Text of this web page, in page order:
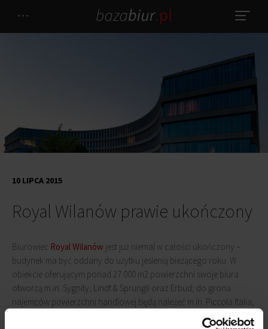
Royal Wilanów prawie ukończony
10 LIPCA 2015
Biurowiec Royal Wilanów jest już niemal w całości ukończony –
budynek ma być oddany do użytku jesienią bieżącego roku. W
obiekcie oferującym ponad 27 000 m2 powierzchni swoje biura
otworzą m.in. Sygnity, Lindt & Sprungli oraz Erbud; do grona
najemców powierzchni handlowej będą należeć m.in. Piccola Italia,